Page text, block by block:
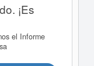
¡Es
el Informe